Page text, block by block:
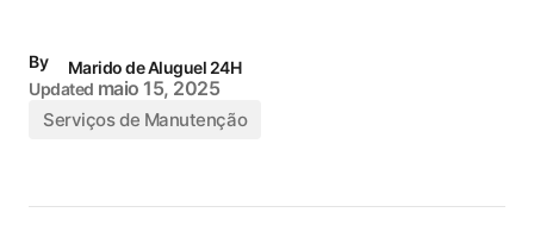
By
Marido de Aluguel 24H
Updated maio 15, 2025
Serviços de Manutenção